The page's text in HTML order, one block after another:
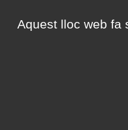
Aquest lloc web fa